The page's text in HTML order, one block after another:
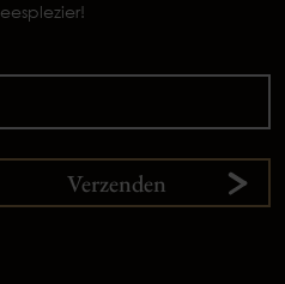
Verzenden